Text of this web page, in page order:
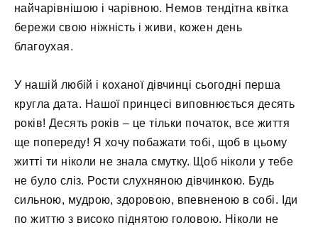
найчарівнішою і чарівною. Немов тендітна квітка
бережи свою ніжність і живи, кожен день
благоухая.
У нашій любій і коханої дівчинці сьогодні перша
кругла дата. Нашої принцесі виповнюється десять
років! Десять років – це тільки початок, все життя
ще попереду! Я хочу побажати тобі, щоб в цьому
житті ти ніколи не знала смутку. Щоб ніколи у тебе
не було сліз. Рости слухняною дівчинкою. Будь
сильною, мудрою, здоровою, впевненою в собі. Іди
по життю з високо піднятою головою. Ніколи не